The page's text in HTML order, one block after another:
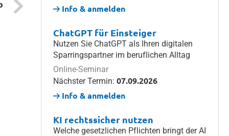
Arbeitnehmer-Datenschutz:
Was ist zu beachten?
Wie können Sie Arbeitnehmer-
Datenschutz gewährleisten und
personenbezogene Daten schützen?
Von der Einsichtnahme in betriebliche
E-Mails über den Einsatz von
HSchG. Einen Überblick finden Sie in
Zum Thema
Die DSGVO
Info & anmelden
ChatGPT für Einsteiger
Nutzen Sie ChatGPT als Ihren digitalen
Sparringspartner im beruflichen Alltag
Online-Seminar
Nächster Termin: 07.09.2026
Info & anmelden
KI rechtssicher nutzen
Welche gesetzlichen Pflichten bringt der AI